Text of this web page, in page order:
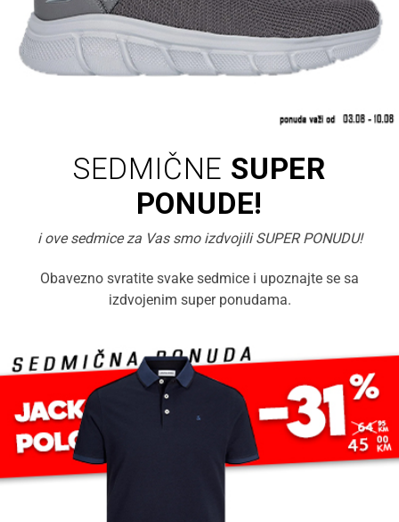
SEDMIČNE SUPER
PONUDE!
i ove sedmice za Vas smo izdvojili SUPER PONUDU!
Obavezno svratite svake sedmice i upoznajte se sa
izdvojenim super ponudama.